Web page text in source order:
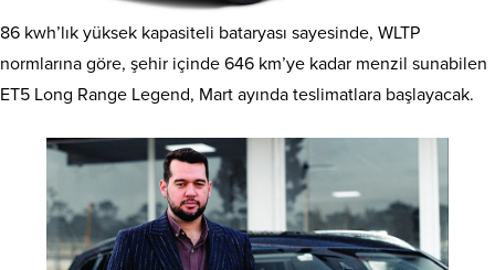
86 kwh’lık yüksek kapasiteli bataryası sayesinde, WLTP
normlarına göre, şehir içinde 646 km’ye kadar menzil sunabilen
ET5 Long Range Legend, Mart ayında teslimatlara başlayacak.